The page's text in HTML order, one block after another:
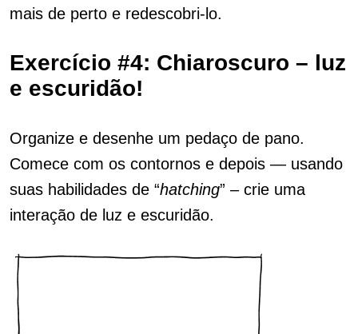
mais de perto e redescobri-lo.
Exercício #4: Chiaroscuro – luz
e escuridão!
Organize e desenhe um pedaço de pano.
Comece com os contornos e depois — usando
suas habilidades de “hatching” – crie uma
interação de luz e escuridão.